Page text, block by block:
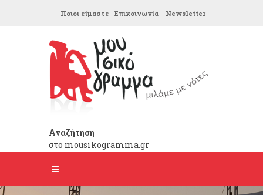
Ποιοι είμαστε Επικοινωνία Newsletter
Αναζήτηση
στο mousikogramma.gr